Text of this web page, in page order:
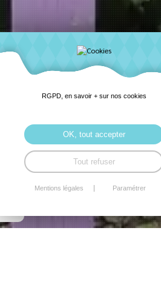
RGPD, en savoir + sur nos cookies
OK, tout accepter
Tout refuser
Mentions légales Paramétrer